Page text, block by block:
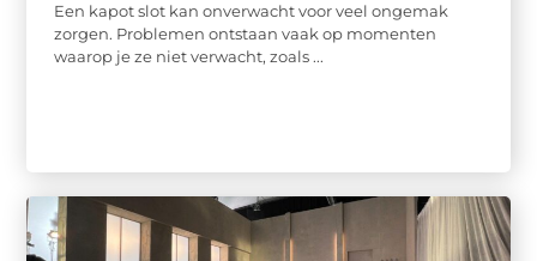
Een kapot slot kan onverwacht voor veel ongemak
zorgen. Problemen ontstaan vaak op momenten
waarop je ze niet verwacht, zoals ...